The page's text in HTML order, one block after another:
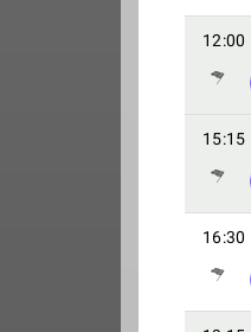
12:00
15:15
16:30